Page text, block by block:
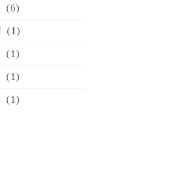
(6)
(1)
(1)
(1)
(1)